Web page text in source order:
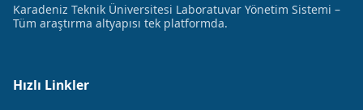
Karadeniz Teknik Üniversitesi Laboratuvar Yönetim Sistemi –
Tüm araştırma altyapısı tek platformda.
Hızlı Linkler